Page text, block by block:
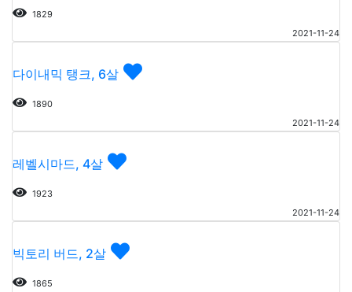
1829
2021-11-24
다이내믹 탱크, 6살
1890
2021-11-24
레벨시마드, 4살
1923
2021-11-24
빅토리 버드, 2살
1865